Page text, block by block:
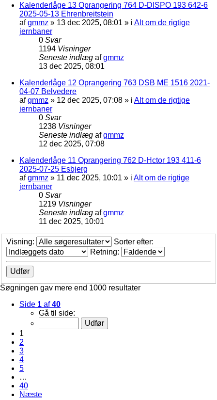
Kalenderlåge 13 Oprangering 764 D-DISPO 193 642-6
2025-05-13 Ehrenbreitstein
afgmmz » 13 dec 2025, 08:01 » i Alt om de rigtige
jernbaner
0 Svar
1194 Visninger
Seneste indlæg afgmmz
13 dec 2025, 08:01
Kalenderlåge 12 Oprangering 763 DSB ME 1516 2021-
04-07 Belvedere
afgmmz » 12 dec 2025, 07:08 » i Alt om de rigtige
jernbaner
0 Svar
1238 Visninger
Seneste indlæg afgmmz
12 dec 2025, 07:08
Kalenderlåge 11 Oprangering 762 D-Hctor 193 411-6
2025-07-25 Esbjerg
afgmmz » 11 dec 2025, 10:01 » i Alt om de rigtige
jernbaner
0 Svar
1219 Visninger
Seneste indlæg afgmmz
11 dec 2025, 10:01
Visning:
Sorter efter:
Retning:
Søgningen gav mere end 1000 resultater
Side 1 af40
Gå til side:
1
2
3
4
5
…
40
Næste